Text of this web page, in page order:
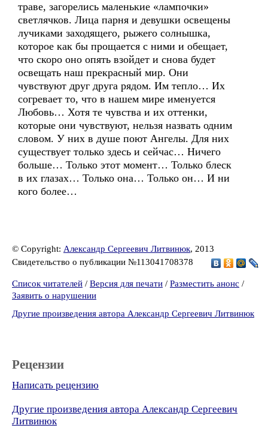
траве, загорелись маленькие «лампочки»
светлячков. Лица парня и девушки освещены
лучиками заходящего, рыжего солнышка,
которое как бы прощается с ними и обещает,
что скоро оно опять взойдет и снова будет
освещать наш прекрасный мир. Они
чувствуют друг друга рядом. Им тепло… Их
согревает то, что в нашем мире именуется
Любовь… Хотя те чувства и их оттенки,
которые они чувствуют, нельзя назвать одним
словом. У них в душе поют Ангелы. Для них
существует только здесь и сейчас… Ничего
больше… Только этот момент… Только блеск
в их глазах… Только она… Только он… И ни
кого более…
© Copyright: Александр Сергеевич Литвинюк, 2013
Свидетельство о публикации №113041708378
Список читателей / Версия для печати / Разместить анонс /
Заявить о нарушении
Другие произведения автора Александр Сергеевич Литвинюк
Рецензии
Написать рецензию
Другие произведения автора Александр Сергеевич
Литвинюк